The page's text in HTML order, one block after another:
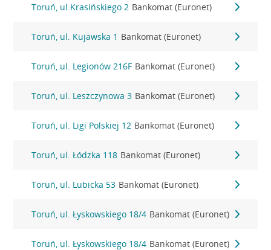
Toruń, ul.Krasińskiego 2 Bankomat (Euronet)
Toruń, ul. Kujawska 1 Bankomat (Euronet)
Toruń, ul. Legionów 216F Bankomat (Euronet)
Toruń, ul. Leszczynowa 3 Bankomat (Euronet)
Toruń, ul. Ligi Polskiej 12 Bankomat (Euronet)
Toruń, ul. Łódzka 118 Bankomat (Euronet)
Toruń, ul. Lubicka 53 Bankomat (Euronet)
Toruń, ul. Łyskowskiego 18/4 Bankomat (Euronet)
Toruń, ul. Łyskowskiego 18/4 Bankomat (Euronet)